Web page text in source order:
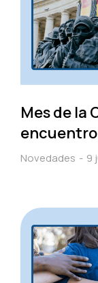
Mes de la
encuentro
Novedades 9